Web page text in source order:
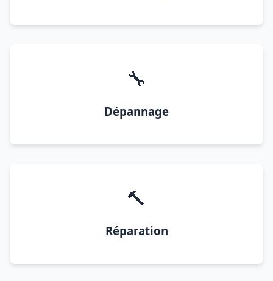
🔧
Dépannage
🔨
Réparation